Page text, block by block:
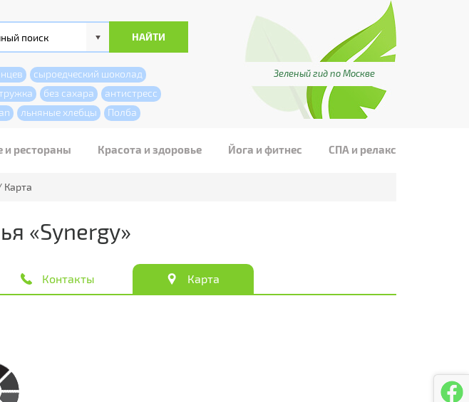
сыроедческий шоколад
без сахара
антистресс
льняные хлебцы Полба
Зеленый гид по Москве
и рестораны Красота и здоровье Йога и фитнес СПА и релакс
Карта
«Synergy»
Контакты Карта